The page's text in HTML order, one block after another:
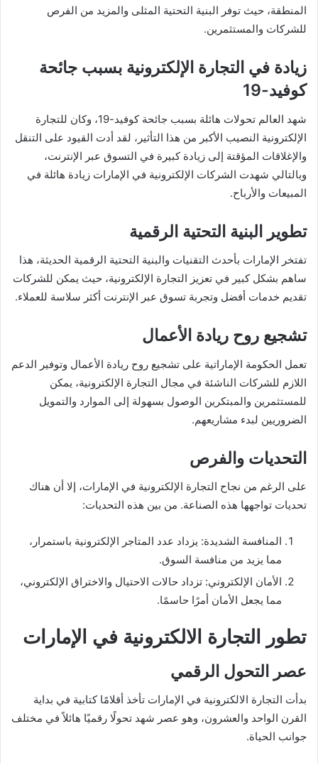
المنطقة، حيث توفر البنية التحتية المثلى والمزيد من الفرص
للشركات والمستثمرين.
زيادة في التجارة الإلكترونية بسبب جائحة
كوفيد-19
شهد العالم تحولات هائلة بسبب جائحة كوفيد-19، وكان للتجارة
الإلكترونية النصيب الأكبر من هذا التأثير، لقد أدت القيود على التنقل
والإغلاقات المؤقتة إلى زيادة كبيرة في التسوق عبر الإنترنت،
وبالتالي شهدت الشركات الإلكترونية في الإمارات زيادة هائلة في
المبيعات والأرباح.
تطوير البنية التحتية الرقمية
تفتخر الإمارات بأحدث التقنيات والبنية التحتية الرقمية الحديثة، هذا
ساهم بشكل كبير في تعزيز التجارة الإلكترونية، حيث يمكن للشركات
تقديم خدمات أفضل وتجربة تسوق عبر الإنترنت أكثر سلاسة للعملاء.
تشجيع روح ريادة الأعمال
تعمل الحكومة الإماراتية على تشجيع روح ريادة الأعمال وتوفير الدعم
اللازم للشركات الناشئة في مجال التجارة الإلكترونية، يمكن
للمستثمرين والمبتكرين الوصول بسهولة إلى الموارد والتمويل
الضروريين لبدء مشاريعهم.
التحديات والفرص
على الرغم من نجاح التجارة الإلكترونية في الإمارات، إلا أن هناك
تحديات تواجهها هذه الصناعة. من بين هذه التحديات:
المنافسة الشديدة: يزداد عدد المتاجر الإلكترونية باستمرار،
مما يزيد من منافسة السوق.
الأمان الإلكتروني: تزداد حالات الاحتيال والاختراق الإلكتروني،
مما يجعل الأمان أمرًا حاسمًا.
تطور التجارة الالكترونية في الإمارات
عصر التحول الرقمي
بدأت التجارة الالكترونية في الإمارات تأخذ أقلامًا كتابية في بداية
القرن الواحد والعشرون، وهو عصر شهد تحولًا رقميًا هائلاً في مختلف
جوانب الحياة.